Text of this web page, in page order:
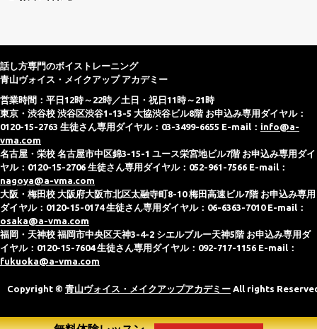
話し方専門のボイストレーニング
青山ヴォイス・メイクアップ アカデミー
営業時間：平日12時～22時／土日・祝日11時～21時
東京・渋谷校 渋谷区渋谷1-13-5 大協渋谷ビル8階 お申込み専用ダイヤル：
0120-15-2763 生徒さん専用ダイヤル：03-3499-6655 E-mail： info@a-
vma.com
名古屋・栄校 名古屋市中区錦3-15-1 ユース栄宮地ビル7階 お申込み専用ダイ
ヤル：0120-15-2706 生徒さん専用ダイヤル：052-961-7566 E-mail：
nagoya@a-vma.com
大阪・梅田校 大阪府大阪市北区太融寺町8-10 梅田高速ビル7階 お申込み専用
ダイヤル：0120-15-0174 生徒さん専用ダイヤル：06-6363-7010 E-mail：
osaka@a-vma.com
福岡・天神校 福岡市中央区天神3-4-2 シエルブルー天神5階 お申込み専用ダ
イヤル：0120-15-7604 生徒さん専用ダイヤル：092-717-1156 E-mail：
fukuoka@a-vma.com
Copyright © 青山ヴォイス・メイクアップアカデミー All rights